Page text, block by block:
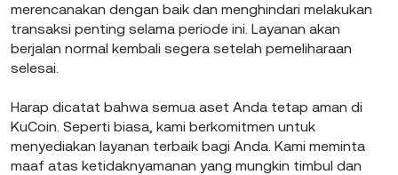
merencanakan dengan baik dan menghindari melakukan
transaksi penting selama periode ini. Layanan akan
berjalan normal kembali segera setelah pemeliharaan
selesai.
Harap dicatat bahwa semua aset Anda tetap aman di
KuCoin. Seperti biasa, kami berkomitmen untuk
menyediakan layanan terbaik bagi Anda. Kami meminta
maaf atas ketidaknyamanan yang mungkin timbul dan